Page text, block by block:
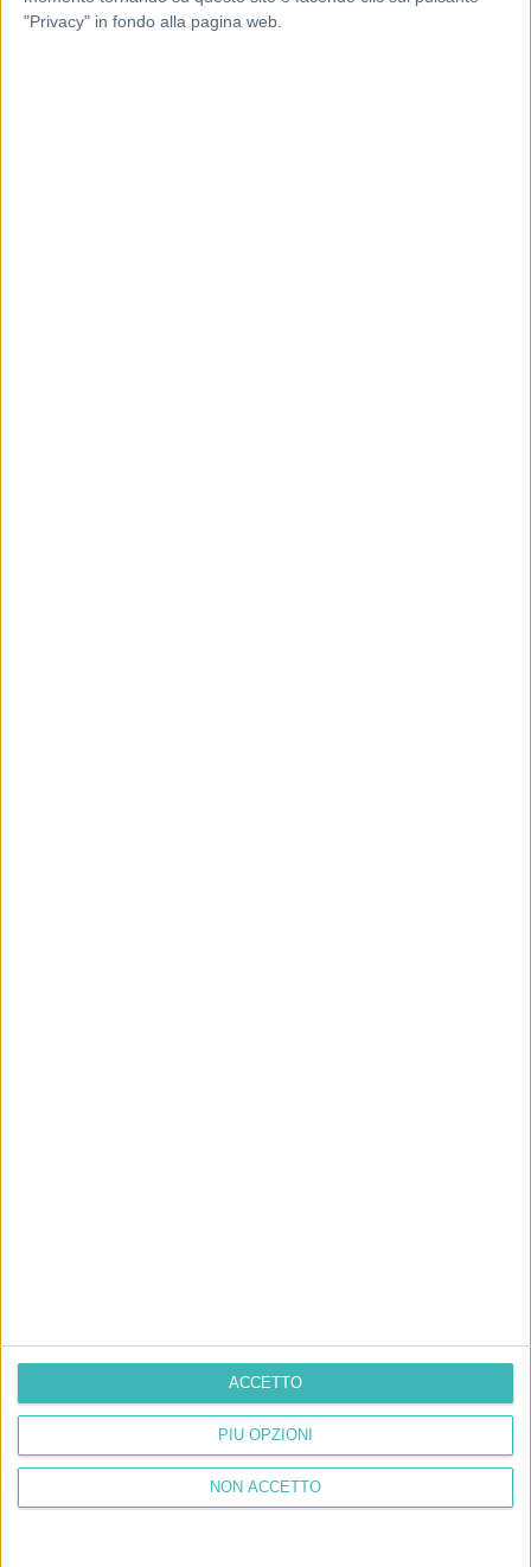
"Privacy" in fondo alla pagina web.
PIÙ OPZIONI
NON ACCETTO
ACCETTO